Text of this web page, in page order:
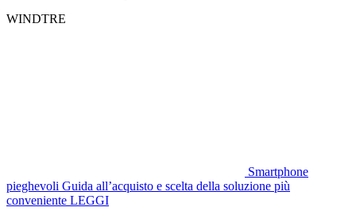
WINDTRE
Smartphone
pieghevoli Guida all’acquisto e scelta della soluzione più
conveniente LEGGI